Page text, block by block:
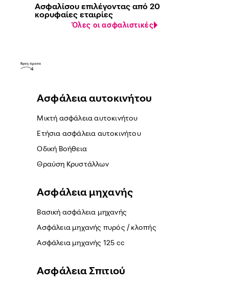
Ασφαλίσου επιλέγοντας από 20
κορυφαίες εταιρίες
Όλες οι ασφαλιστικές
Ασφάλεια αυτοκινήτου
Μικτή ασφάλεια αυτοκινήτου
Ετήσια ασφάλεια αυτοκινήτου
Οδική Βοήθεια
Θραύση Κρυστάλλων
Ασφάλεια μηχανής
Βασική ασφάλεια μηχανής
Ασφάλεια μηχανής πυρός / κλοπής
Ασφάλεια μηχανής 125 cc
Ασφάλεια Σπιτιού